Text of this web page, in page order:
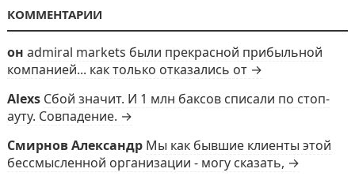
КОММЕНТАРИИ
он admiral markets были прекрасной прибыльной
компанией... как только отказались от →
Alexs Сбой значит. И 1 млн баксов списали по стоп-
ауту. Совпадение. →
Смирнов Александр Мы как бывшие клиенты этой
бессмысленной организации - могу сказать, →